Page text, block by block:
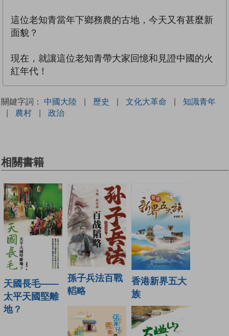
這位老知青當年下鄉務農的古地，今天又有甚麼新
面貌？
現在，就讓這位老知青帶大家回憶和見證中國的火
紅年代！
關鍵字詞： 中國大陸 | 歷史 | 文化大革命 |
知識青年
|
農村 | 政治
相關書籍
天國長毛——
太平天國堅離
地？
孫子兵法百戰
轁略
香港新界五大
族